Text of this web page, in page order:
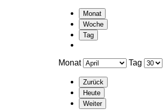
Monat
Woche
Tag
Monat Tag
Zurück
Heute
Weiter